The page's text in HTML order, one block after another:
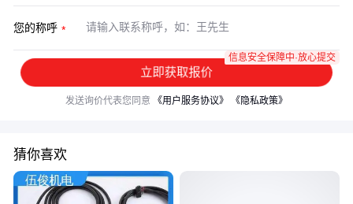
您的称呼
立即获取报价
信息安全保障中·放心提交
发送询价代表您同意 《用户服务协议》 《隐私政策》
猜你喜欢